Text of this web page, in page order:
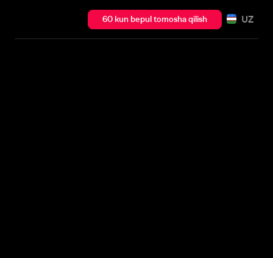
60 kun bepul tomosha qilish UZ